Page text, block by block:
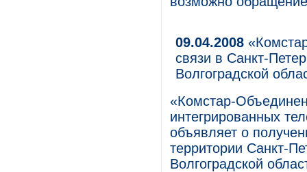
09.04.2008
связи в Санкт-
Волгоградской
«Комстар-
интегрированных
объявляет о
территории Санкт-
Волгоградской